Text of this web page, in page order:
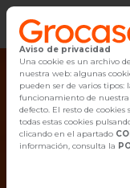
Aviso de privacidad
Una cookie es un archivo
nuestra web: algunas
pueden ser de varios tipos:
funcionamiento de nuestra
defecto. El resto de
todas estas cookies
clicando en el apartado
información, consulta la